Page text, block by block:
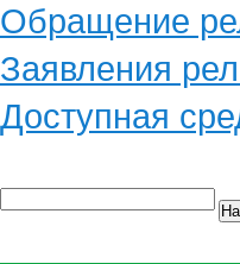
Обращение
Заявления
Доступная